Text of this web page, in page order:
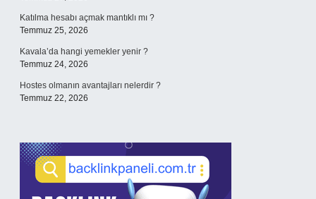
Katılma hesabı açmak mantıklı mı ?
Temmuz 25, 2026
Kavala’da hangi yemekler yenir ?
Temmuz 24, 2026
Hostes olmanın avantajları nelerdir ?
Temmuz 22, 2026